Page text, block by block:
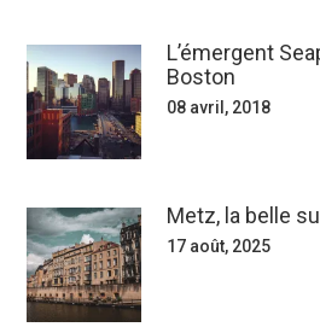
L’émergent
Boston
08 avril, 2018
Metz, la belle
17 août, 2025